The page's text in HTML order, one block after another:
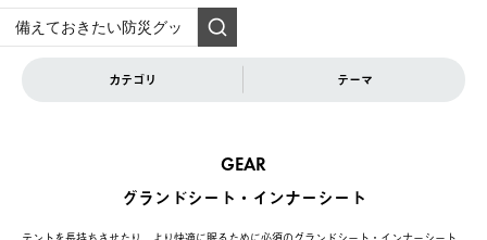
カテゴリ テーマ
GEAR
グランドシート・インナーシート